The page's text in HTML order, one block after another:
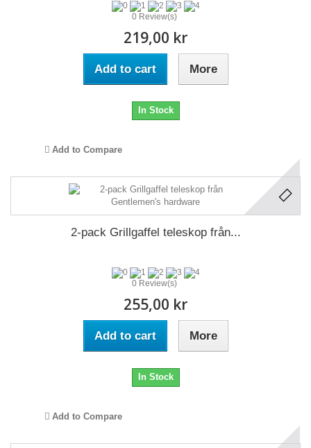
0 Review(s)
219,00 kr
Add to cart More
In Stock
Add to Compare
2-pack Grillgaffel teleskop från...
0 Review(s)
255,00 kr
Add to cart More
In Stock
Add to Compare